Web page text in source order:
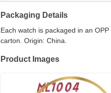
Packaging Details
Each watch is packaged in an
carton. Origin: China.
Product Images